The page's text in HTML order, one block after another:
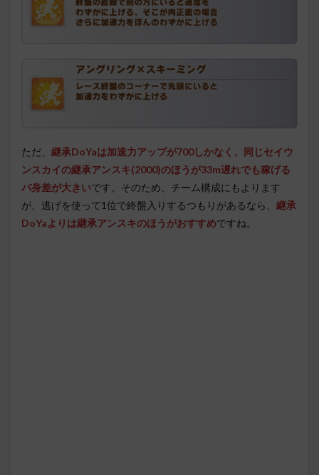
ただ、 継承DoYaは加速力アップが700しかなく、同じセイウ
ンスカイの継承アンスキ(2000)のほうが33m遅れでも稼げる
バ身差が大きいです。そのため、チーム構成にもよります
が、逃げを使って1位で終盤入りするつもりがあるなら、 継承
DoYaよりは継承アンスキのほうがおすすめですね。